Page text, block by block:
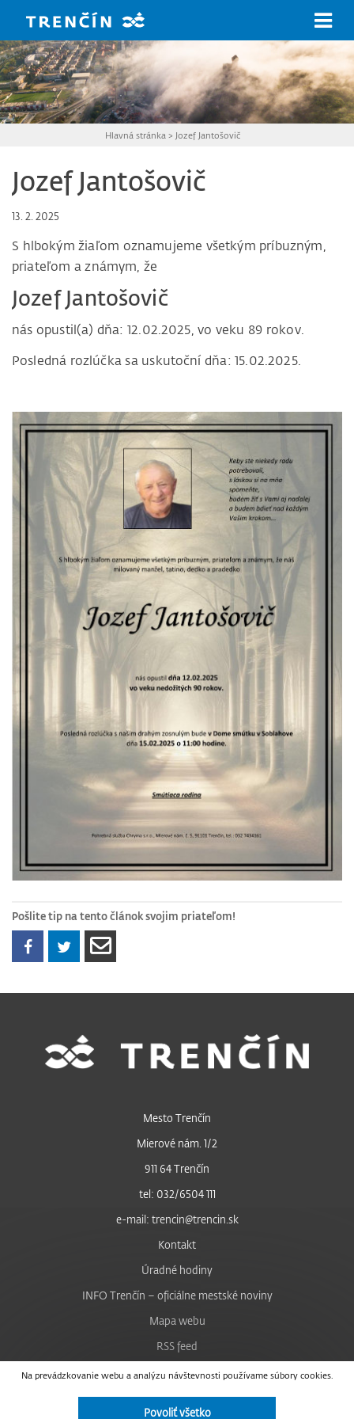
Hlavná stránka > Jozef Jantošovič
Jozef Jantošovič
13. 2. 2025
S hlbokým žiaľom oznamujeme všetkým príbuzným,
priateľom a známym, že
Jozef Jantošovič
nás opustil(a) dňa: 12.02.2025, vo veku 89 rokov.
Posledná rozlúčka sa uskutoční dňa: 15.02.2025.
Pošlite tip na tento článok svojim priateľom!
Na prevádzkovanie webu a analýzu návštevnosti používame súbory cookies.
Povoliť všetko
Mesto Trenčín
Mierové nám. 1/2
911 64 Trenčín
tel: 032/6504 111
e-mail: trencin@trencin.sk
Kontakt
Úradné hodiny
INFO Trenčín – oficiálne mestské noviny
Mapa webu
RSS feed
Nastavenie cookies
Facebook